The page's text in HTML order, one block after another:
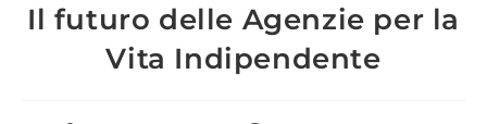
Il futuro delle Agenzie per la
Vita Indipendente